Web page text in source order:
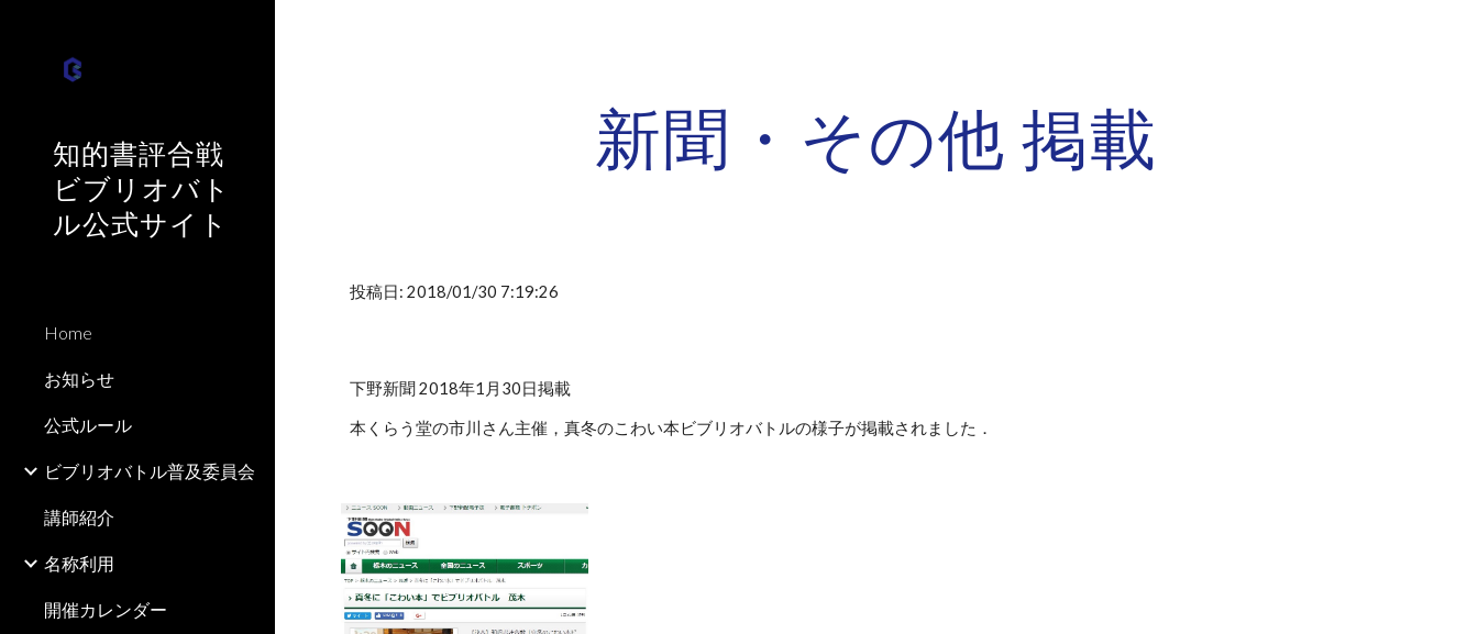
知的書評合戦
ビブリオバト
ル公式サイト
Home
お知らせ
公式ルール
ビブリオバトル普及委員会
講師紹介
名称利用
開催カレンダー
新聞・その他 掲載
投稿日: 2018/01/30 7:19:26
下野新聞 2018年1月30日掲載
本くらう堂の市川さん主催，真冬のこわい本ビブリオバトルの様子が掲載されました．